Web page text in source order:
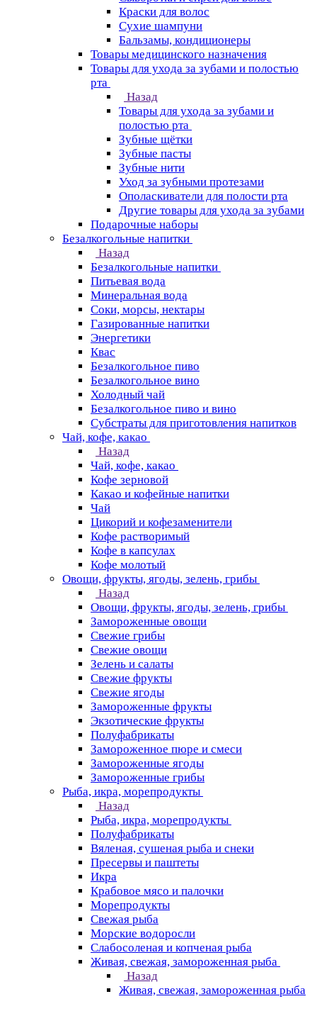
Краски для волос
Сухие шампуни
Бальзамы, кондиционеры
Товары медицинского назначения
Товары для ухода за зубами и полостью
рта
Назад
Товары для ухода за зубами и
полостью рта
Зубные щётки
Зубные пасты
Зубные нити
Уход за зубными протезами
Ополаскиватели для полости рта
Другие товары для ухода за зубами
Подарочные наборы
Безалкогольные напитки
Назад
Безалкогольные напитки
Питьевая вода
Минеральная вода
Соки, морсы, нектары
Газированные напитки
Энергетики
Квас
Безалкогольное пиво
Безалкогольное вино
Холодный чай
Безалкогольное пиво и вино
Субстраты для приготовления напитков
Чай, кофе, какао
Назад
Чай, кофе, какао
Кофе зерновой
Какао и кофейные напитки
Чай
Цикорий и кофезаменители
Кофе растворимый
Кофе в капсулах
Кофе молотый
Овощи, фрукты, ягоды, зелень, грибы
Назад
Овощи, фрукты, ягоды, зелень, грибы
Замороженные овощи
Свежие грибы
Свежие овощи
Зелень и салаты
Свежие фрукты
Свежие ягоды
Замороженные фрукты
Экзотические фрукты
Полуфабрикаты
Замороженное пюре и смеси
Замороженные ягоды
Замороженные грибы
Рыба, икра, морепродукты
Назад
Рыба, икра, морепродукты
Полуфабрикаты
Вяленая, сушеная рыба и снеки
Пресервы и паштеты
Икра
Крабовое мясо и палочки
Морепродукты
Свежая рыба
Морские водоросли
Слабосоленая и копченая рыба
Живая, свежая, замороженная рыба
Назад
Живая, свежая, замороженная рыба